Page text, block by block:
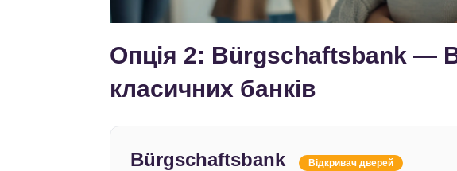
Опція 2: Bürgschaftsbank —
класичних банків
Bürgschaftsbank Відкривач дверей